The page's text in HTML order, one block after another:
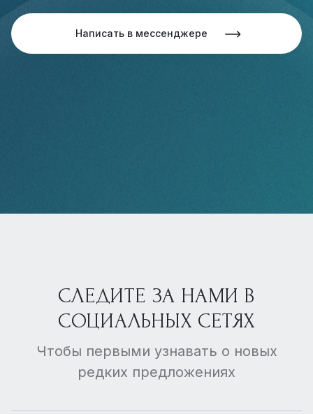
Написать в мессенджере
СЛЕДИТЕ ЗА НАМИ В
СОЦИАЛЬНЫХ СЕТЯХ
Чтобы первыми узнавать о новых
редких предложениях